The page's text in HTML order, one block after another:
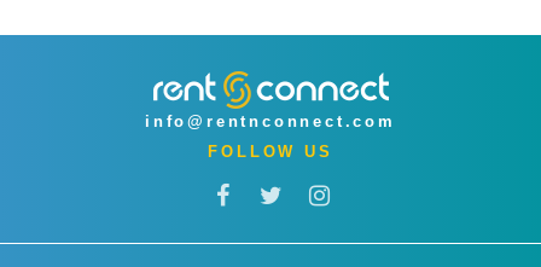
info@rentnconnect.com
FOLLOW US